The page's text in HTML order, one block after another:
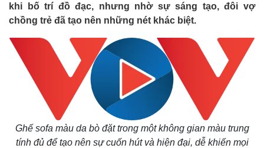
Biển đảo
khi bố trí đồ đạc, nhưng nhờ sự sáng tạo, đôi vợ
chồng trẻ đã tạo nên những nét khác biệt.
Ghế sofa màu da bò đặt trong một không gian màu trung
tính đủ để tạo nên sự cuốn hút và hiện đại, dễ khiến mọi